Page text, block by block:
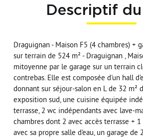
Descriptif
Draguignan - Maison F5 (4 chambres) +
sur terrain de 524 m² - Draguignan ,
mitoyenne par le garage sur un terrain
contrebas. Elle est composée d'un hall
donnant sur séjour-salon en L de 32 m²
exposition sud, une cuisine équipée
terrasse, 2 wc indépendants avec lave-
chambres dont 2 avec accès terrasse +
avec sa propre salle d'eau, un garage de